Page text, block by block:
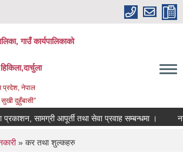
गाउँ कार्यपालिकाको
प्रदेश, नेपाल
सुखी दुहुँबासी”
सामग्री आपूर्ती तथा सेवा प्रवाह सम्बन्धमा । नयाँ
» कर तथा शुल्कहरु